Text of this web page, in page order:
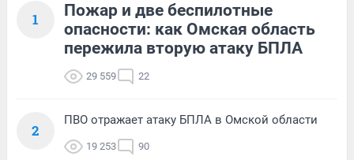
1
Пожар и две беспилотные
опасности: как Омская область
пережила вторую атаку БПЛА
29 559 22
2
ПВО отражает атаку БПЛА в Омской области
19 253 90